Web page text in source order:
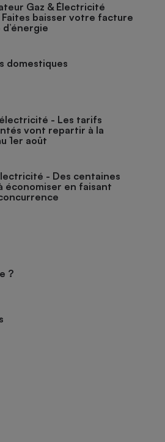
Gaz & Électricité
baisser votre facture
domestiques
- Les tarifs
vont repartir à la
1er août
- Des centaines
économiser en faisant
?